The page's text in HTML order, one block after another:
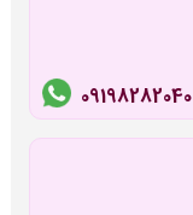
09198282040